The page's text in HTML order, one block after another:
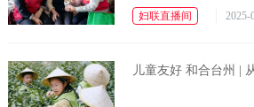
妇联直播间 2025-
儿童友好 和合台州 |